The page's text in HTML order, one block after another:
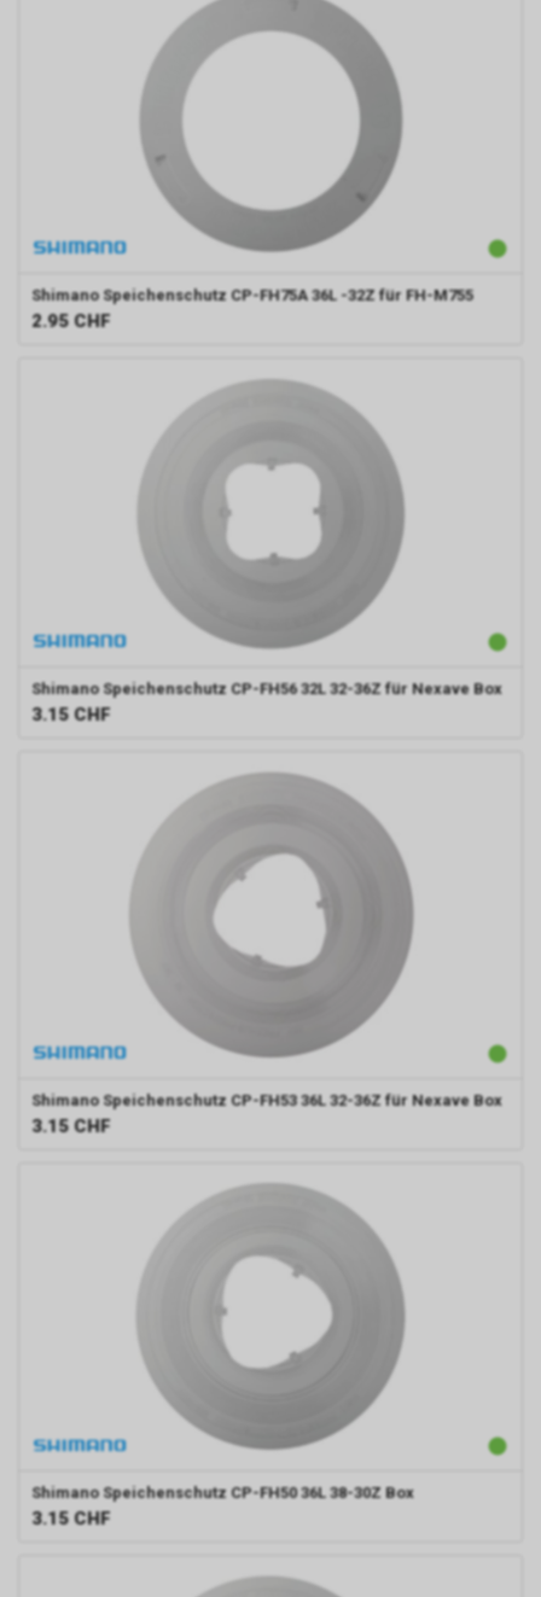
Shimano Speichenschutz CP-FH75A 36L -32Z für FH-M755
2.95 CHF
Shimano Speichenschutz CP-FH56 32L 32-36Z für Nexave Box
3.15 CHF
Shimano Speichenschutz CP-FH53 36L 32-36Z für Nexave Box
3.15 CHF
Shimano Speichenschutz CP-FH50 36L 38-30Z Box
3.15 CHF